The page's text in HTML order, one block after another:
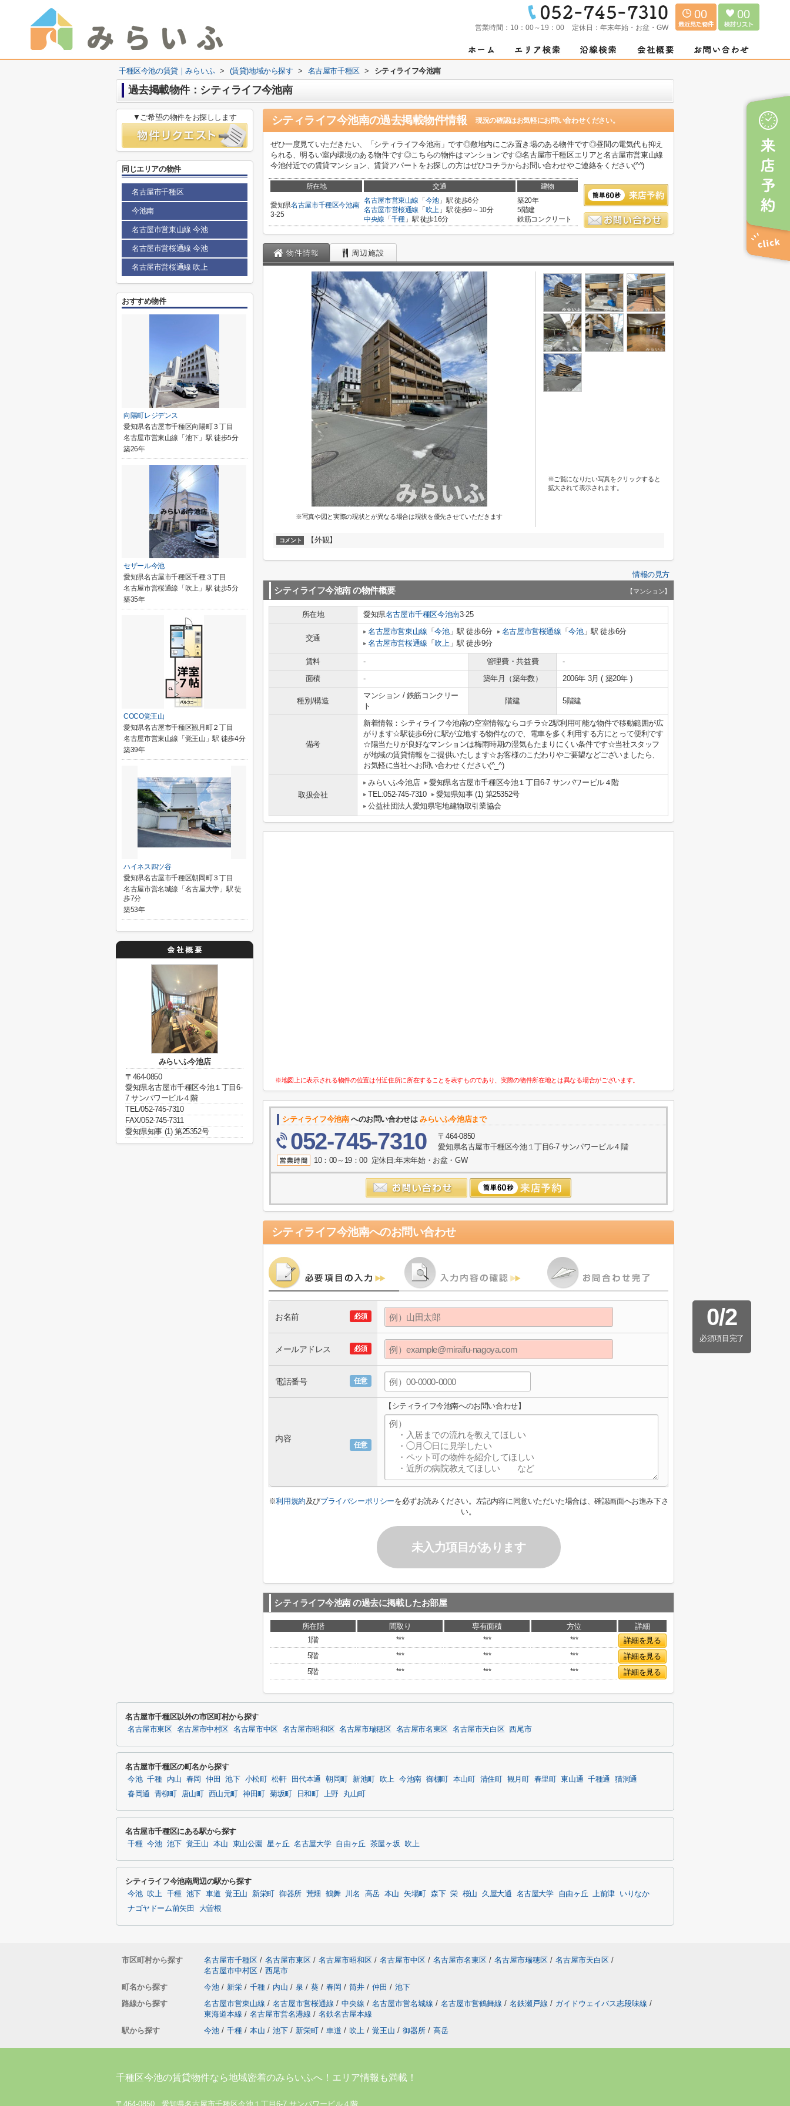
営業時間： 10：00～19：00 定休日： 年末年始・お盆・GW
00 00
千種区今池の賃貸｜みらいふ > (賃貸)地域から探す > 名古屋市千種区 > シティライフ今池南
過去掲載物件：シティライフ今池南
シティライフ今池南の過去掲載物件情報 現況の確認はお気軽にお問い合わせください。
ぜひ一度見ていただきたい、「シティライフ今池南」です◎敷地内にごみ置き場のある物件です◎昼間の電気代も抑え
られる、明るい室内環境のある物件です◎こちらの物件はマンションです◎名古屋市千種区エリアと名古屋市営東山線
今池付近での賃貸マンション、賃貸アパートをお探しの方はぜひコチラからお問い合わせやご連絡をください(^^)
所在地 交通 建物
愛知県名古屋市千種区今池南
3-25
名古屋市営東山線 「 今池 」駅 徒歩6分
名古屋市営桜通線 「 吹上 」駅 徒歩9～10分
中央線 「 千種」駅 徒歩16分
築20年
5階建
鉄筋コンクリート
物件情報 周辺施設
※写真や図と実際の現状とが異なる場合は現状を優先させていただきます
※ご覧になりたい写真をクリックすると
拡大されて表示されます。
コメント 【外観】
情報の見方
シティライフ今池南の物件概要 【マンション】
所在地 愛知県名古屋市千種区今池南3-25
交通
名古屋市営東山線 「今池」駅 徒歩6分 名古屋市営桜通線 「今池」駅 徒歩6分
名古屋市営桜通線 「 吹上」駅 徒歩9分
賃料 - 管理費・共益費
-
面積
- 築年月（築年数） 2006年 3月 ( 築20年 )
種別/構造
マンション / 鉄筋コンクリー
ト
階建 5階建
備考
新着情報：シティライフ今池南の空室情報ならコチラ☆2駅利用可能な物件で移動範囲が広
がります☆駅徒歩6分に駅が立地する物件なので、電車を多く利用する方にとって便利です
☆陽当たりが良好なマンションは梅雨時期の湿気もたまりにくい条件です☆当社スタッフ
が地域の賃貸情報をご提供いたします☆お客様のこだわりやご要望などございましたら、
お気軽に当社へお問い合わせください(^_^)
取扱会社
みらいふ今池店
愛知県名古屋市千種区今池１丁目6-7 サンパワービル４階
TEL:052-745-7310
愛知県知事 (1) 第25352号
公益社団法人愛知県宅地建物取引業協会
※地図上に表示される物件の位置は付近住所に所在することを表すものであり、実際の物件所在地とは異なる場合がございます。
シティライフ今池南へのお問い合わせはみらいふ今池店まで
052-745-7310
〒464-0850
愛知県名古屋市千種区今池１丁目6-7 サンパワービル４階
10：00～19：00 定休日:年末年始・お盆・GW
シティライフ今池南へのお問い合わせ
0/2
必須項目完了
必須
お名前
必須
メールアドレス
任意
電話番号
任意
内容
【シティライフ今池南へのお問い合わせ】
※利用規約及びプライバシーポリシーを必ずお読みください。左記内容に同意いただいた場合は、確認画面へお進み下さ
い。
未入力項目があります
シティライフ今池南の過去に掲載したお部屋
所在階 間取り 専有面積 方位
詳細
1階
*** *** ***
詳細を見る
5階
*** *** ***
詳細を見る
5階
*** *** *** 詳細を見る
▼ご希望の物件をお探しします
同じエリアの物件
名古屋市千種区
今池南
名古屋市営東山線 今池
名古屋市営桜通線 今池
名古屋市営桜通線 吹上
おすすめ物件
向陽町レジデンス
愛知県名古屋市千種区向陽町３丁目
名古屋市営東山線「池下」駅 徒歩5分
築26年
セザール今池
愛知県名古屋市千種区千種３丁目
名古屋市営桜通線「吹上」駅 徒歩5分
築35年
COCO覚王山
愛知県名古屋市千種区観月町２丁目
名古屋市営東山線「覚王山」駅 徒歩4分
築39年
ハイネス四ツ谷
愛知県名古屋市千種区朝岡町３丁目
名古屋市営名城線「名古屋大学」駅 徒
歩7分
築53年
みらいふ今池店
〒464-0850
愛知県名古屋市千種区今池１丁目6-
7 サンパワービル４階
TEL/052-745-7310
FAX/052-745-7311
愛知県知事 (1) 第25352号
名古屋市千種区以外の市区町村から探す
名古屋市東区 名古屋市中村区 名古屋市中区 名古屋市昭和区 名古屋市瑞穂区 名古屋市名東区 名古屋市天白区 西尾市
名古屋市千種区の町名から探す
今池 千種 内山 春岡 仲田 池下 小松町 松軒 田代本通 朝岡町 新池町 吹上 今池南 御棚町 本山町 清住町 観月町 春里町 東山通 千種通
猫洞通
春岡通
青柳町 唐山町 西山元町 神田町 菊坂町 日和町 上野 丸山町
名古屋市千種区にある駅から探す
千種 今池 池下 覚王山 本山 東山公園 星ヶ丘 名古屋大学 自由ヶ丘 茶屋ヶ坂 吹上
シティライフ今池南周辺の駅から探す
今池 吹上 千種 池下 車道 覚王山 新栄町 御器所 荒畑 鶴舞 川名 高岳 本山 矢場町 森下 栄 桜山 久屋大通 名古屋大学 自由ヶ丘 上前津
いりなか
ナゴヤドーム前矢田
大曽根
市区町村から探す 名古屋市千種区 / 名古屋市東区 / 名古屋市昭和区 / 名古屋市中区 / 名古屋市名東区 / 名古屋市瑞穂区 / 名古屋市天白区 /
名古屋市中村区 / 西尾市
町名から探す
今池 / 新栄 / 千種 / 内山 / 泉 / 葵 / 春岡 / 筒井 / 仲田 / 池下
路線から探す
名古屋市営東山線 / 名古屋市営桜通線 / 中央線 / 名古屋市営名城線 / 名古屋市営鶴舞線 / 名鉄瀬戸線 / ガイドウェイバス志段味線 /
東海道本線 / 名古屋市営名港線 / 名鉄名古屋本線
駅から探す
今池 / 千種 / 本山 / 池下 / 新栄町 / 車道 / 吹上 / 覚王山 / 御器所 / 高岳
千種区今池の賃貸物件なら地域密着のみらいふへ！エリア情報も満載！
〒464-0850 愛知県名古屋市千種区今池１丁目6-7 サンパワービル４階